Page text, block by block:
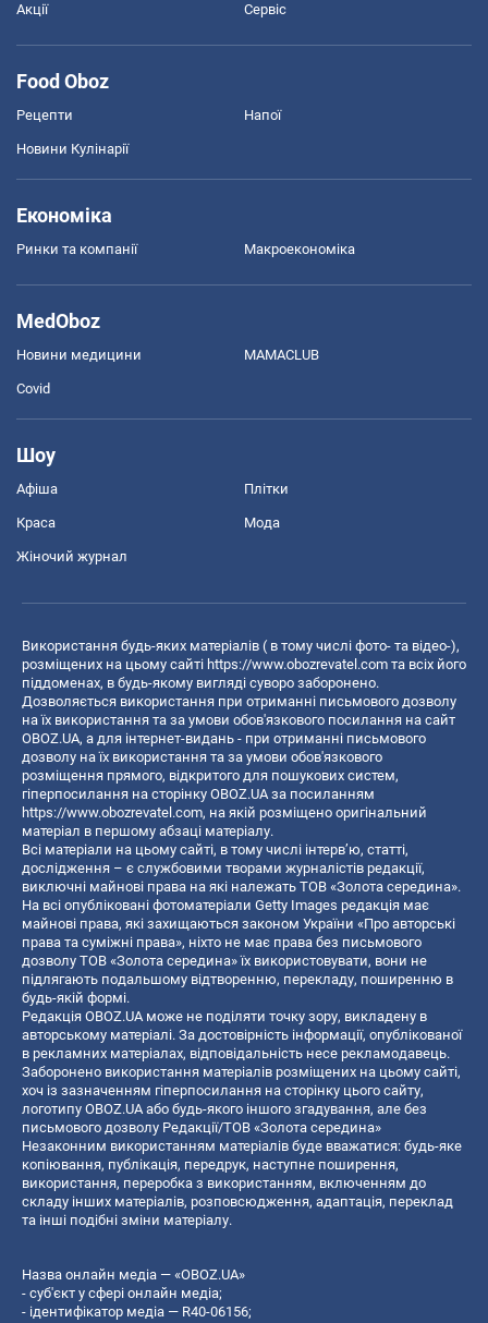
Акції Сервіс
Food Oboz
Рецепти Напої
Новини Кулінарії
Економіка
Ринки та компанії Макроекономіка
MedOboz
Новини медицини MAMACLUB
Covid
Шоу
Афіша Плітки
Краса Мода
Жіночий журнал
Використання будь-яких матеріалів ( в тому числі фото- та відео-),
розміщених на цьому сайті https://www.obozrevatel.com та всіх його
піддоменах, в будь-якому вигляді суворо заборонено.
Дозволяється використання при отриманні письмового дозволу
на їх використання та за умови обов'язкового посилання на сайт
OBOZ.UA, а для інтернет-видань - при отриманні письмового
дозволу на їх використання та за умови обов'язкового
розміщення прямого, відкритого для пошукових систем,
гіперпосилання на сторінку OBOZ.UA за посиланням
https://www.obozrevatel.com, на якій розміщено оригінальний
матеріал в першому абзаці матеріалу.
Всі матеріали на цьому сайті, в тому числі інтерв’ю, статті,
дослідження – є службовими творами журналістів редакції,
виключні майнові права на які належать ТОВ «Золота середина».
На всі опубліковані фотоматеріали Getty Images редакція має
майнові права, які захищаються законом України «Про авторські
права та суміжні права», ніхто не має права без письмового
дозволу ТОВ «Золота середина» їх використовувати, вони не
підлягають подальшому відтворенню, перекладу, поширенню в
будь-якій формі.
Редакція OBOZ.UA може не поділяти точку зору, викладену в
авторському матеріалі. За достовірність інформації, опублікованої
в рекламних матеріалах, відповідальність несе рекламодавець.
Заборонено використання матеріалів розміщених на цьому сайті,
хоч із зазначенням гіперпосилання на сторінку цього сайту,
логотипу OBOZ.UA або будь-якого іншого згадування, але без
письмового дозволу Редакції/ТОВ «Золота середина»
Незаконним використанням матеріалів буде вважатися: будь-яке
копiювання, публiкацiя, передрук, наступне поширення,
використання, переробка з використанням, включенням до
складу інших матеріалів, розповсюдження, адаптація, переклад
та інші подібні зміни матеріалу.
Назва онлайн медіа — «OBOZ.UA»
- суб'єкт у сфері онлайн медіа;
- ідентифікатор медіа — R40-06156;